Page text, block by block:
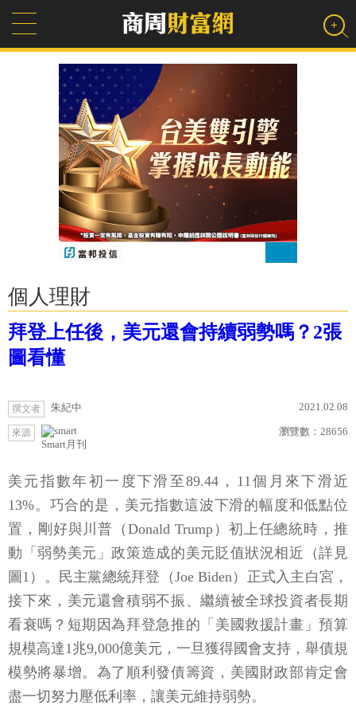
個人理財
拜登上任後，美元還會持續弱勢嗎？2張
圖看懂
撰文者 朱紀中 2021.02.08
來源
Smart月刊
瀏覽數： 28656
美元指數年初一度下滑至89.44，11個月來下滑近
13%。巧合的是，美元指數這波下滑的幅度和低點位
置，剛好與川普（Donald Trump）初上任總統時，推
動「弱勢美元」政策造成的美元貶值狀況相近（詳見
圖1）。民主黨總統拜登（Joe Biden）正式入主白宮，
接下來，美元還會積弱不振、繼續被全球投資者長期
看衰嗎？短期因為拜登急推的「美國救援計畫」預算
規模高達1兆9,000億美元，一旦獲得國會支持，舉債規
模勢將暴增。為了順利發債籌資，美國財政部肯定會
盡一切努力壓低利率，讓美元維持弱勢。